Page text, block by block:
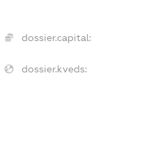
dossier.capital:
dossier.kveds: